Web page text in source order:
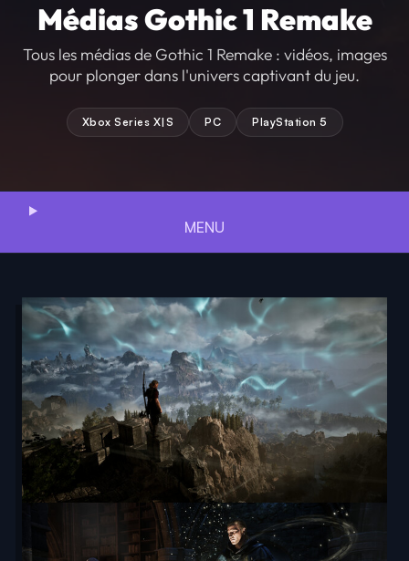
Médias Gothic 1 Remake
Tous les médias de Gothic 1 Remake : vidéos, images
pour plonger dans l'univers captivant du jeu.
Xbox Series X|S PC PlayStation 5
MENU